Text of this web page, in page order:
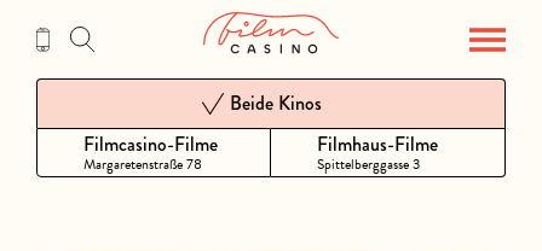
Inhalt
Filmcasino-Filme
Margaretenstraße 78
Beide Kinos
Filmhaus-Filme
Spittelberggasse 3